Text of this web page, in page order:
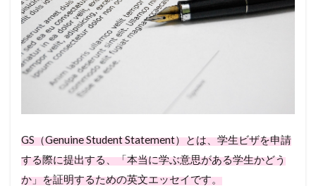
GS（Genuine Student Statement）とは、学生ビザを申請
する際に提出する、「本当に学ぶ意思がある学生かどう
か」を証明するための英文エッセイです。